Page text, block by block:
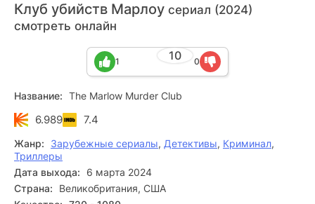
Клуб убийств Марлоу сериал (2024)
смотреть онлайн
10
1 0
Название: The Marlow Murder Club
6.989 7.4
Жанр: Зарубежные сериалы, Детективы, Криминал,
Триллеры
Дата выхода:
6 марта 2024
Страна:
Великобритания, США